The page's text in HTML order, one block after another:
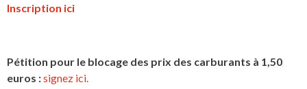
Inscription ici
Pétition pour le blocage des prix des carburants à 1,50
euros :signez ici.